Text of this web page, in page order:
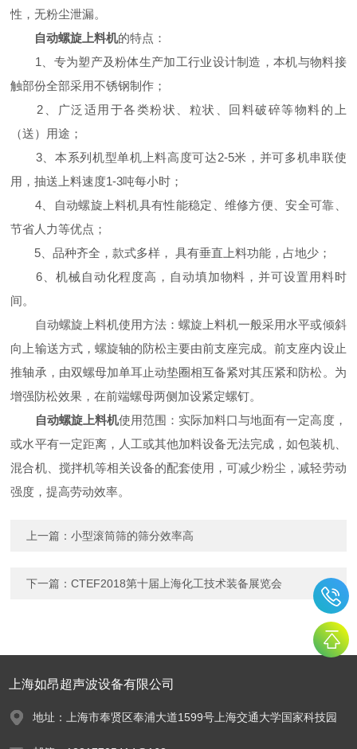
性，无粉尘泄漏。
自动螺旋上料机的特点：
1、专为塑产及粉体生产加工行业设计制造，本机与物料接
触部份全部采用不锈钢制作；
2、广泛适用于各类粉状、粒状、回料破碎等物料的上
（送）用途；
3、本系列机型单机上料高度可达2-5米，并可多机串联使
用，抽送上料速度1-3吨每小时；
4、自动螺旋上料机具有性能稳定、维修方便、安全可靠、
节省人力等优点；
5、品种齐全，款式多样， 具有垂直上料功能，占地少；
6、机械自动化程度高，自动填加物料，并可设置用料时
间。
自动螺旋上料机使用方法：螺旋上料机一般采用水平或倾斜
向上输送方式，螺旋轴的防松主要由前支座完成。前支座内设止
推轴承，由双螺母加单耳止动垫圈相互备紧对其压紧和防松。为
增强防松效果，在前端螺母两侧加设紧定螺钉。
自动螺旋上料机使用范围：实际加料口与地面有一定高度，
或水平有一定距离，人工或其他加料设备无法完成，如包装机、
混合机、搅拌机等相关设备的配套使用，可减少粉尘，减轻劳动
强度，提高劳动效率。
上一篇：小型滚筒筛的筛分效率高
下一篇：CTEF2018第十届上海化工技术装备展览会
上海如昂超声波设备有限公司
地址：上海市奉贤区奉浦大道1599号上海交通大学国家科技园